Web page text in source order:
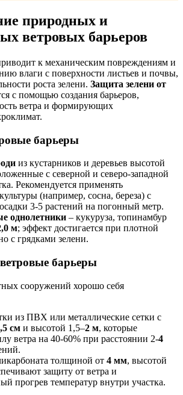
природных и
ветровых барьеров
к механическим повреждениям и
влаги с поверхности листьев и почвы,
роста зелени. Защита зелени от
с помощью создания барьеров,
ветра и формирующих
барьеры
из кустарников и деревьев высотой
с северной и северо-западной
Рекомендуется применять
(например, сосна, береза) с
3-5 растений на погонный метр.
однолетники – кукуруза, топинамбур
м; эффект достигается при плотной
с грядками зелени.
барьеры
сооружений хорошо себя
из ПВХ или металлические сетки с
см и высотой 1,5–2 м, которые
ветра на 40-60% при расстоянии 2-4
толщиной от 4 мм, высотой
защиту от ветра и
прогрев температур внутри участка.